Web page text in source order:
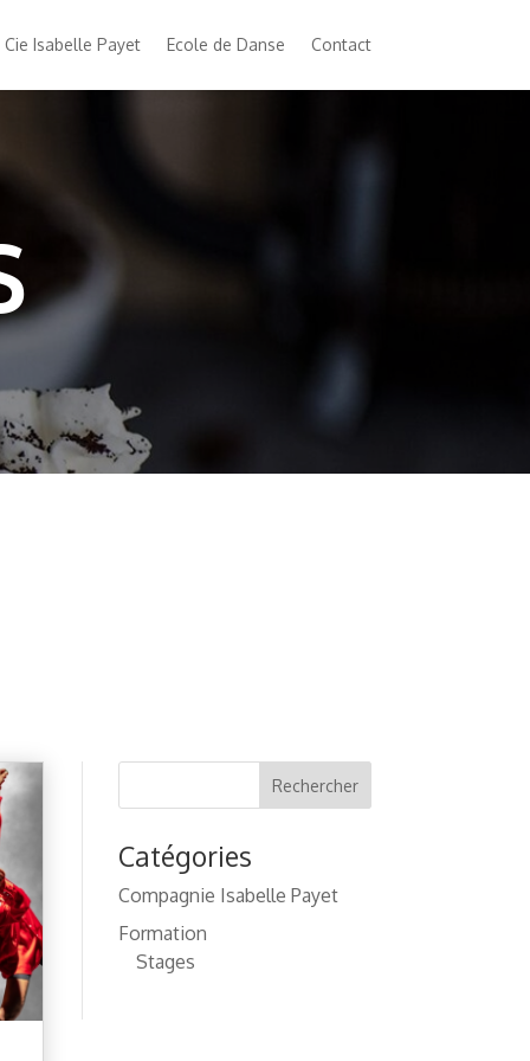
Cie Isabelle Payet Ecole de Danse Contact
Rechercher
Catégories
Compagnie Isabelle Payet
Formation
Stages